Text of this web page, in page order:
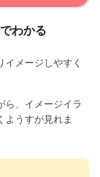
わかる
メージしやすく
ら、イメージイラ
ようすが見れま